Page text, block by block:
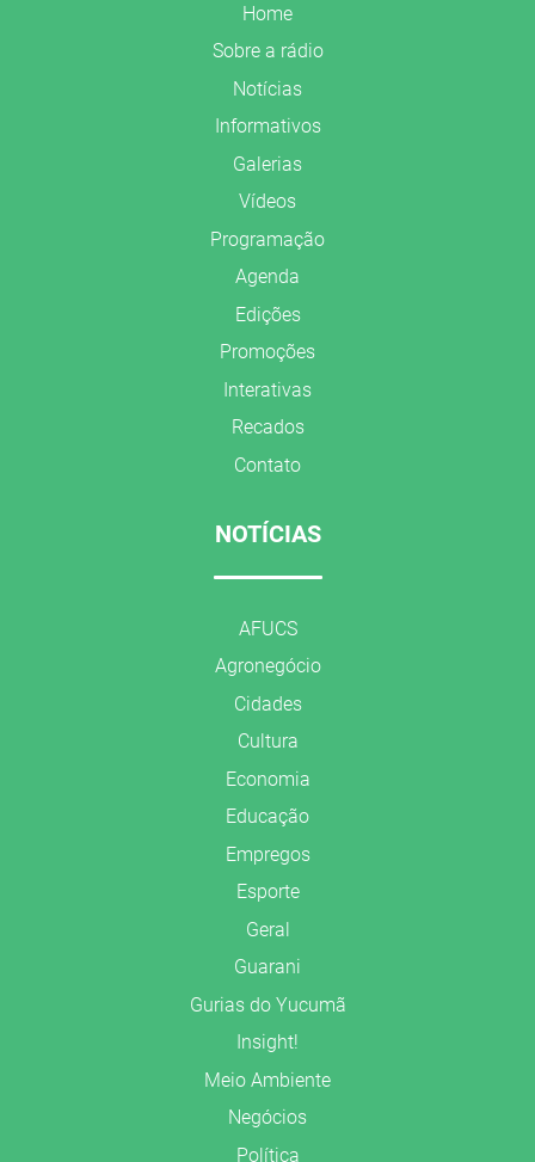
Home
Sobre a rádio
Notícias
Informativos
Galerias
Vídeos
Programação
Agenda
Edições
Promoções
Interativas
Recados
Contato
NOTÍCIAS
AFUCS
Agronegócio
Cidades
Cultura
Economia
Educação
Empregos
Esporte
Geral
Guarani
Gurias do Yucumã
Insight!
Meio Ambiente
Negócios
Política